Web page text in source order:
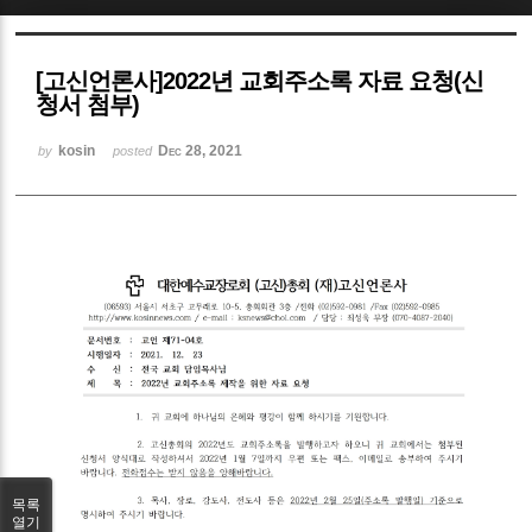
[고신언론사]2022년 교회주소록 자료 요청(신
청서 첨부)
by kosin posted Dec 28, 2021
목록
열기
Sketchbook5, 스케치북5
Sketchbook5, 스케치북5